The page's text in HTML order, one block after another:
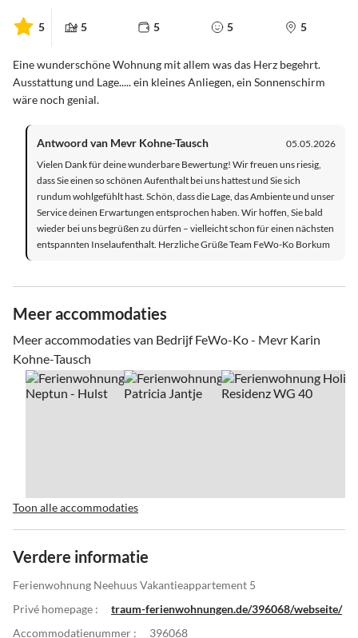
5 5 5 5 5
Eine wunderschöne Wohnung mit allem was das Herz begehrt.
Ausstattung und Lage..... ein kleines Anliegen, ein Sonnenschirm
wäre noch genial.
Antwoord van Mevr Kohne-Tausch
05.05.2026
Vielen Dank für deine wunderbare Bewertung! Wir freuen uns riesig,
dass Sie einen so schönen Aufenthalt bei uns hattest und Sie sich
rundum wohlgefühlt hast. Schön, dass die Lage, das Ambiente und unser
Service deinen Erwartungen entsprochen haben. Wir hoffen, Sie bald
wieder bei uns begrüßen zu dürfen – vielleicht schon für einen nächsten
entspannten Inselaufenthalt. Herzliche Grüße Team FeWo-Ko Borkum
Meer accommodaties
Meer accommodaties van Bedrijf FeWo-Ko - Mevr Karin
Kohne-Tausch
Toon alle accommodaties
Verdere informatie
Ferienwohnung Neehuus Vakantieappartement 5
Privé homepage :
traum-ferienwohnungen.de/396068/webseite/
Accommodatienummer :
396068